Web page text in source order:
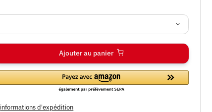
Ajouter au panier
informations d'expédition